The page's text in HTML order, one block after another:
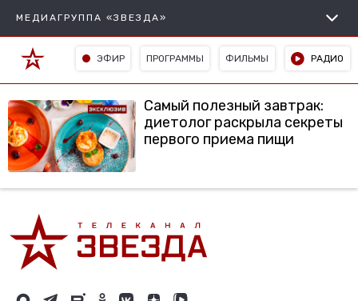
МЕДИАГРУППА «ЗВЕЗДА»
ЭФИР ПРОГРАММЫ ФИЛЬМЫ РАДИО
Самый полезный завтрак:
диетолог раскрыла секреты
первого приема пищи